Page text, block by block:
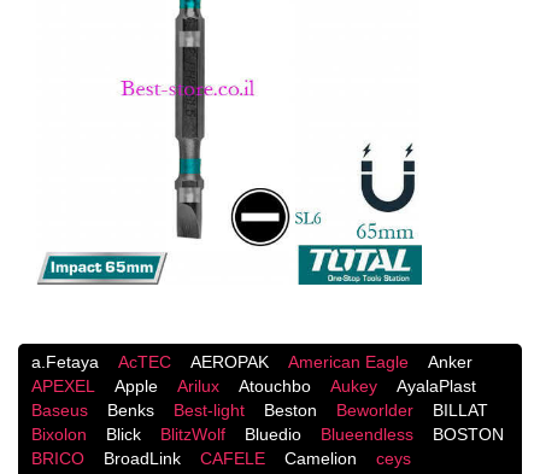
a.Fetaya AcTEC AEROPAK American Eagle
Anker
APEXEL
Apple Arilux Atouchbo Aukey
AyalaPlast
Baseus
Benks Best-light Beston Beworlder
BILLAT
Bixolon
Blick BlitzWolf Bluedio Blueendless
BOSTON
BRICO
BroadLink CAFELE Camelion
ceys